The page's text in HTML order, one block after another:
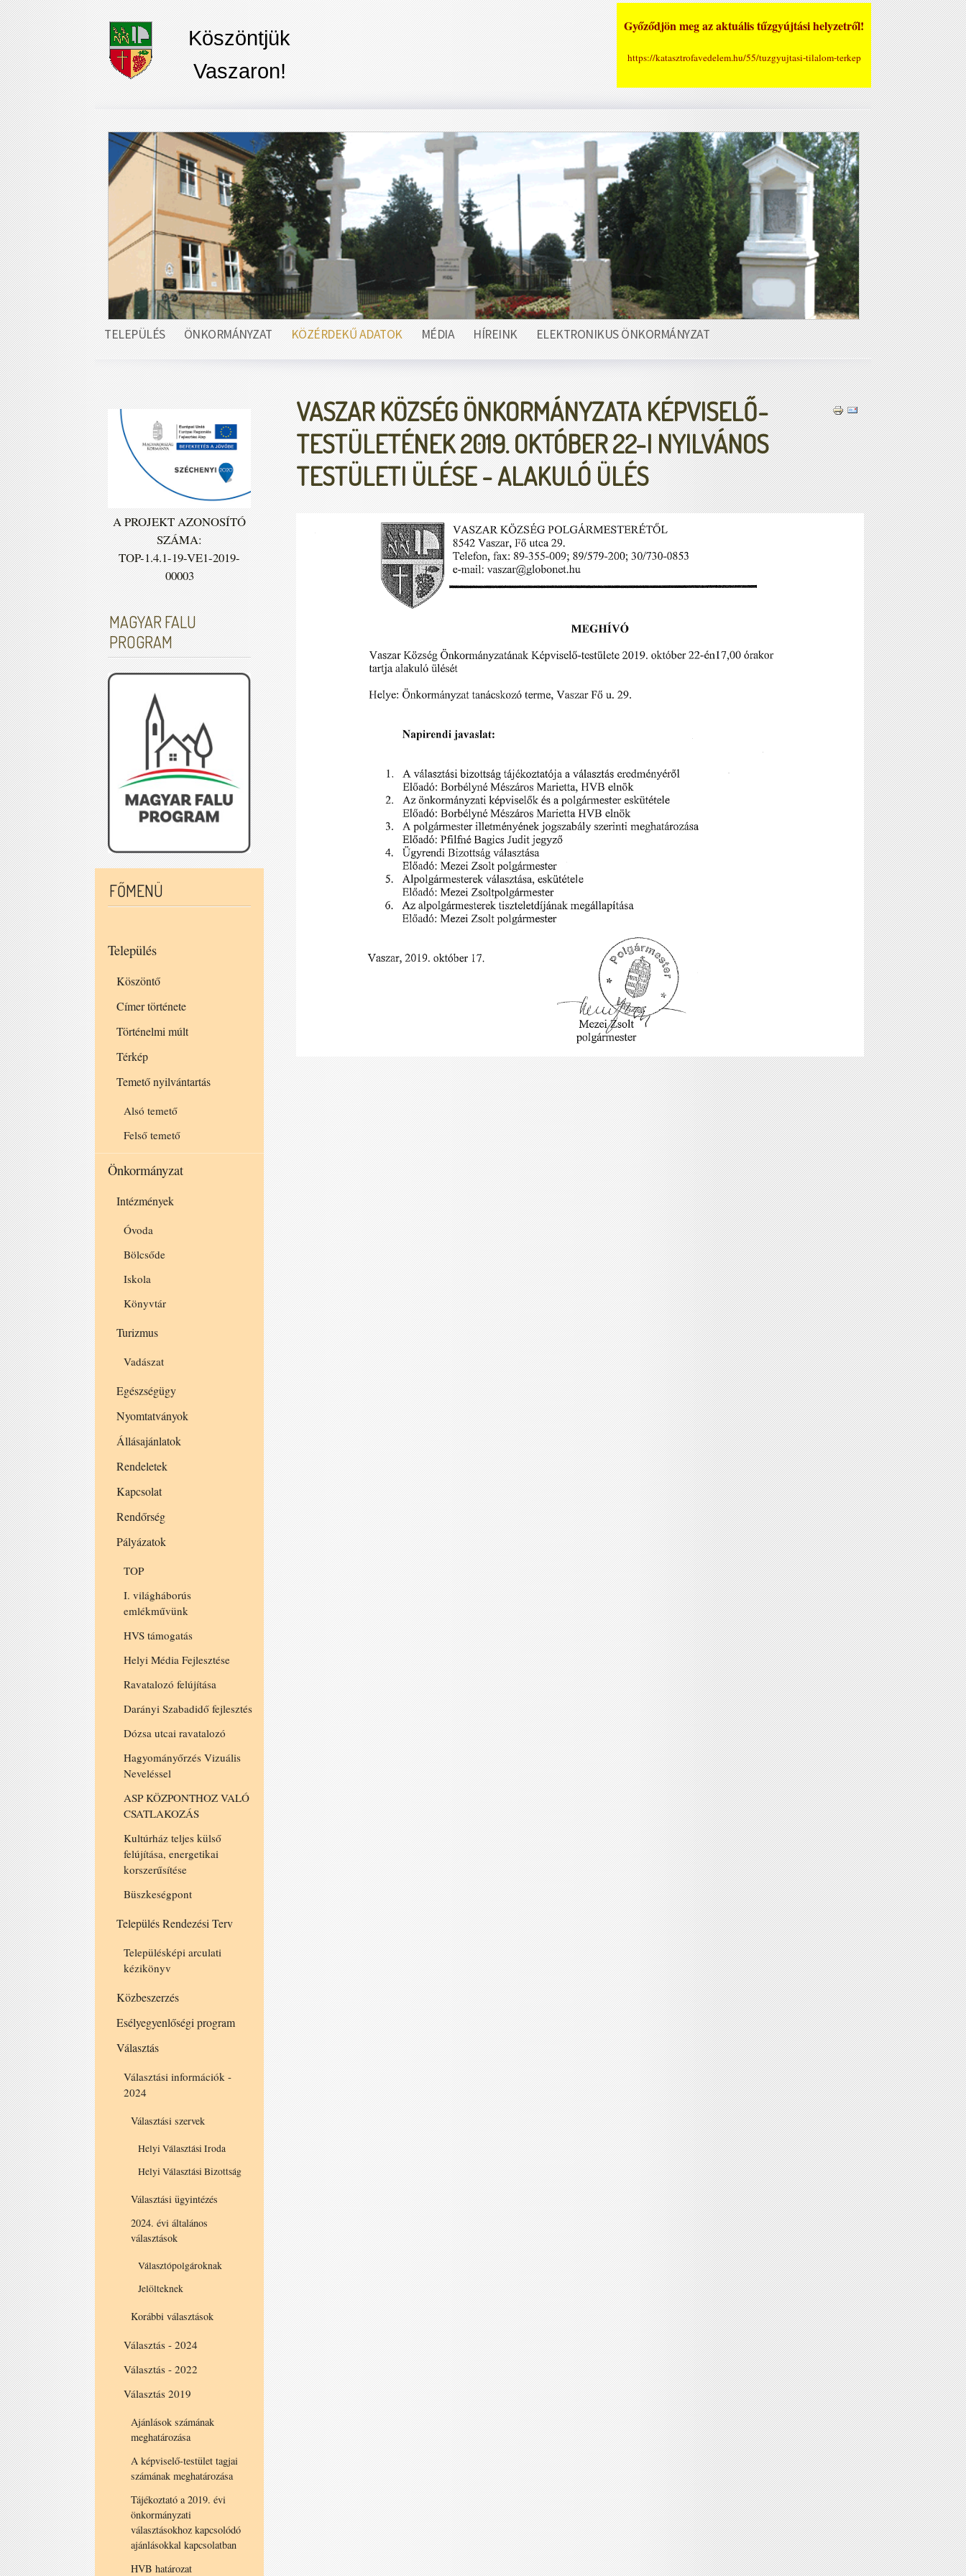
Győződjön meg az aktuális tűzgyújtási helyzetről!
https://katasztrofavedelem.hu/55/tuzgyujtasi-tilalom-terkep
Köszöntjük
Vaszaron!
TELEPÜLÉS ÖNKORMÁNYZAT KÖZÉRDEKŰ ADATOK MÉDIA HÍREINK ELEKTRONIKUS ÖNKORMÁNYZAT
VASZAR KÖZSÉG ÖNKORMÁNYZATA KÉPVISELŐ-
TESTÜLETÉNEK 2019. OKTÓBER 22-I NYILVÁNOS
TESTÜLETI ÜLÉSE - ALAKULÓ ÜLÉS
A PROJEKT AZONOSÍTÓ
SZÁMA:
TOP-1.4.1-19-VE1-2019-
00003
MAGYAR FALU
PROGRAM
FŐMENÜ
Település
Köszöntő
Címer története
Történelmi múlt
Térkép
Temető nyilvántartás
Alsó temető
Felső temető
Önkormányzat
Intézmények
Óvoda
Bölcsőde
Iskola
Könyvtár
Turizmus
Vadászat
Egészségügy
Nyomtatványok
Állásajánlatok
Rendeletek
Kapcsolat
Rendőrség
Pályázatok
TOP
I. világháborús
emlékművünk
HVS támogatás
Helyi Média Fejlesztése
Ravatalozó felújítása
Darányi Szabadidő fejlesztés
Dózsa utcai ravatalozó
Hagyományőrzés Vizuális
Neveléssel
ASP KÖZPONTHOZ VALÓ
CSATLAKOZÁS
Kultúrház teljes külső
felújítása, energetikai
korszerűsítése
Büszkeségpont
Település Rendezési Terv
Településképi arculati
kézikönyv
Közbeszerzés
Esélyegyenlőségi program
Választás
Választási információk -
2024
Választási szervek
Helyi Választási Iroda
Helyi Választási Bizottság
Választási ügyintézés
2024. évi általános
választások
Választópolgároknak
Jelölteknek
Korábbi választások
Választás - 2024
Választás - 2022
Választás 2019
Ajánlások számának
meghatározása
A képviselő-testület tagjai
számának meghatározása
Tájékoztató a 2019. évi
önkormányzati
választásokhoz kapcsolódó
ajánlásokkal kapcsolatban
HVB határozat